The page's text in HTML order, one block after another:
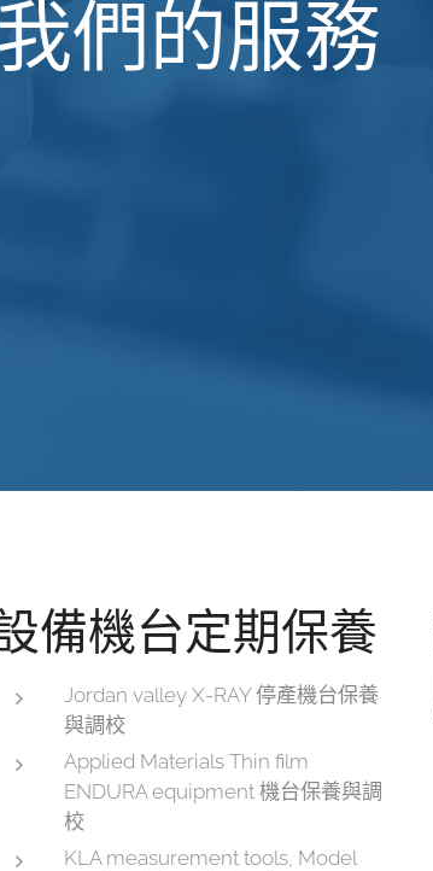
們的服務
備機台定期保養
Jordan valley X-RAY 停產機台保養
與調校
Applied Materials Thin film
ENDURA equipment 機台保養與調
校
KLA measurement tools, Model